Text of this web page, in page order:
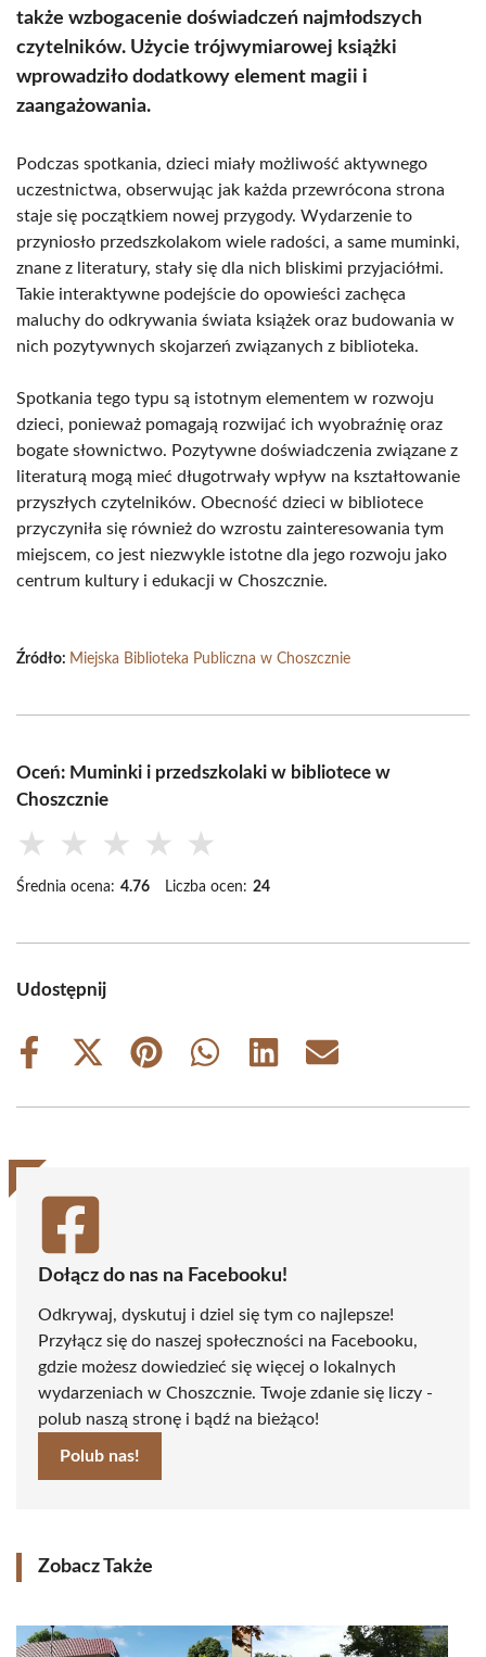
także wzbogacenie doświadczeń najmłodszych
czytelników. Użycie trójwymiarowej książki
wprowadziło dodatkowy element magii i
zaangażowania.
Podczas spotkania, dzieci miały możliwość aktywnego
uczestnictwa, obserwując jak każda przewrócona strona
staje się początkiem nowej przygody. Wydarzenie to
przyniosło przedszkolakom wiele radości, a same muminki,
znane z literatury, stały się dla nich bliskimi przyjaciółmi.
Takie interaktywne podejście do opowieści zachęca
maluchy do odkrywania świata książek oraz budowania w
nich pozytywnych skojarzeń związanych z biblioteka.
Spotkania tego typu są istotnym elementem w rozwoju
dzieci, ponieważ pomagają rozwijać ich wyobraźnię oraz
bogate słownictwo. Pozytywne doświadczenia związane z
literaturą mogą mieć długotrwały wpływ na kształtowanie
przyszłych czytelników. Obecność dzieci w bibliotece
przyczyniła się również do wzrostu zainteresowania tym
miejscem, co jest niezwykle istotne dla jego rozwoju jako
centrum kultury i edukacji w Choszcznie.
Źródło: Miejska Biblioteka Publiczna w Choszcznie
Oceń: Muminki i przedszkolaki w bibliotece w
Choszcznie
★ ★ ★ ★ ★
Średnia ocena: 4.76 Liczba ocen: 24
Udostępnij
Share
Share
(Twitter)
Share
Share
Share
Share
Dołącz do nas na Facebooku!
Odkrywaj, dyskutuj i dziel się tym co najlepsze!
Przyłącz się do naszej społeczności na Facebooku,
gdzie możesz dowiedzieć się więcej o lokalnych
wydarzeniach w Choszcznie. Twoje zdanie się liczy -
polub naszą stronę i bądź na bieżąco!
Polub nas!
Zobacz Także